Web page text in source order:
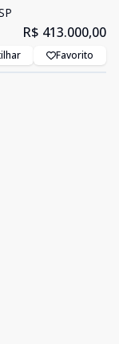
R$ 413.000,00
Favorito